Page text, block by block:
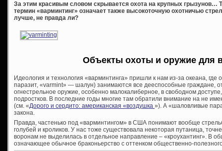
За этим красивым словом скрывается охота на крупных грызунов…
термин «варминтинг» означает также высокоточную охотничью
лучше, не правда ли?
Объекты охоты и оружие для
Идеология и технология «варминтинга» пришли к нам из-за океана,
паразит, «varmint» — шалун) занимаются все дееспособные граждане,
огнестрельное оружие, особенно малокалиберное, в свободном
подростков. В последние годы многие там обратили внимание на не
(см. «Дорого и сердито: американская «воздушка »). А «шаловливые
закона.
Правда, частенько под «варминтингом» в США понимают вообще
голубей и кроликов. У нас тоже существовала некоторая путаница,
воронам не выделилась в отдельное направление – «кроухантинг». В
означающее обычное браконьерство с оттенком общественно-